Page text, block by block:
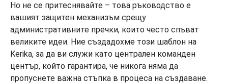
Но не се притеснявайте – това ръководство е
вашият защитен механизъм срещу
административните пречки, които често спъват
великите идеи. Ние създадохме този шаблон на
Kerika, за да ви служи като централен команден
център, който гарантира, че никога няма да
пропуснете важна стъпка в процеса на създаване.